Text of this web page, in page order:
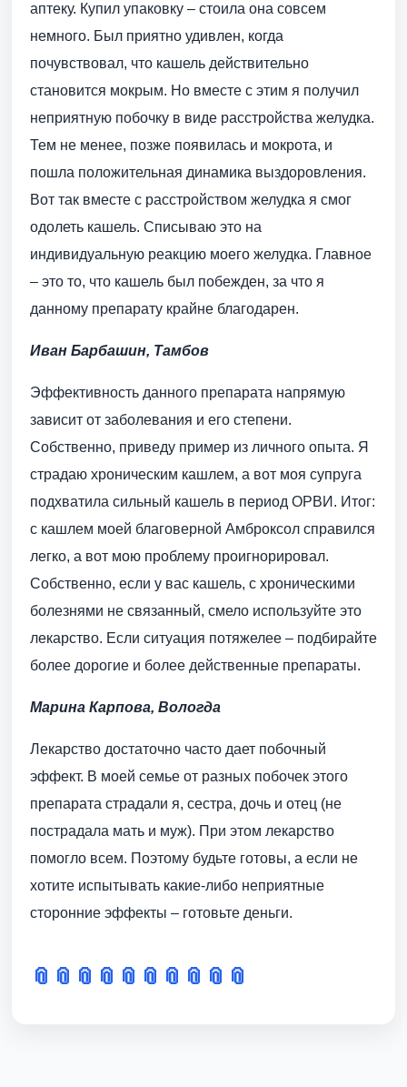
аптеку. Купил упаковку – стоила она совсем
немного. Был приятно удивлен, когда
почувствовал, что кашель действительно
становится мокрым. Но вместе с этим я получил
неприятную побочку в виде расстройства желудка.
Тем не менее, позже появилась и мокрота, и
пошла положительная динамика выздоровления.
Вот так вместе с расстройством желудка я смог
одолеть кашель. Списываю это на
индивидуальную реакцию моего желудка. Главное
– это то, что кашель был побежден, за что я
данному препарату крайне благодарен.
Иван Барбашин, Тамбов
Эффективность данного препарата напрямую
зависит от заболевания и его степени.
Собственно, приведу пример из личного опыта. Я
страдаю хроническим кашлем, а вот моя супруга
подхватила сильный кашель в период ОРВИ. Итог:
с кашлем моей благоверной Амброксол справился
легко, а вот мою проблему проигнорировал.
Собственно, если у вас кашель, с хроническими
болезнями не связанный, смело используйте это
лекарство. Если ситуация потяжелее – подбирайте
более дорогие и более действенные препараты.
Марина Карпова, Вологда
Лекарство достаточно часто дает побочный
эффект. В моей семье от разных побочек этого
препарата страдали я, сестра, дочь и отец (не
пострадала мать и муж). При этом лекарство
помогло всем. Поэтому будьте готовы, а если не
хотите испытывать какие-либо неприятные
сторонние эффекты – готовьте деньги.
📎 📎 📎 📎 📎 📎 📎 📎 📎 📎